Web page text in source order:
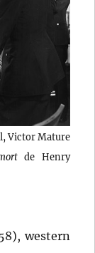
Victor Mature
de Henry
western